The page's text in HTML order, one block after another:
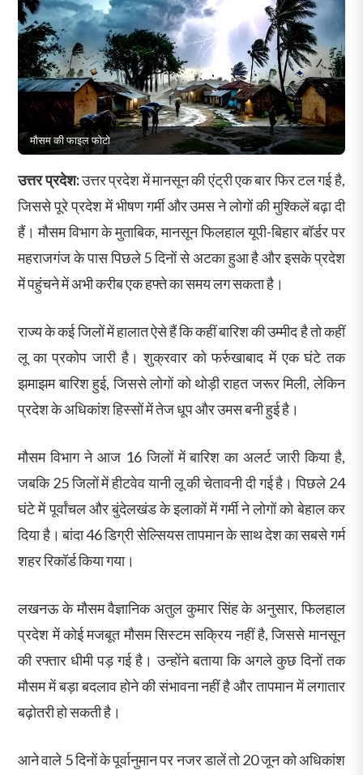
मौसम की फाइल फोटो
उत्तर प्रदेश:उत्तर प्रदेश में मानसून की एंट्री एक बार फिर टल गई है,
जिससे पूरे प्रदेश में भीषण गर्मी और उमस ने लोगों की मुश्किलें बढ़ा दी
हैं। मौसम विभाग के मुताबिक, मानसून फिलहाल यूपी-बिहार बॉर्डर पर
महराजगंज के पास पिछले 5 दिनों से अटका हुआ है और इसके प्रदेश
में पहुंचने में अभी करीब एक हफ्ते का समय लग सकता है।
राज्य के कई जिलों में हालात ऐसे हैं कि कहीं बारिश की उम्मीद है तो कहीं
लू का प्रकोप जारी है। शुक्रवार को फर्रुखाबाद में एक घंटे तक
झमाझम बारिश हुई, जिससे लोगों को थोड़ी राहत जरूर मिली, लेकिन
प्रदेश के अधिकांश हिस्सों में तेज धूप और उमस बनी हुई है।
मौसम विभाग ने आज 16 जिलों में बारिश का अलर्ट जारी किया है,
जबकि 25 जिलों में हीटवेव यानी लू की चेतावनी दी गई है। पिछले 24
घंटे में पूर्वांचल और बुंदेलखंड के इलाकों में गर्मी ने लोगों को बेहाल कर
दिया है। बांदा 46 डिग्री सेल्सियस तापमान के साथ देश का सबसे गर्म
शहर रिकॉर्ड किया गया।
लखनऊ के मौसम वैज्ञानिक अतुल कुमार सिंह के अनुसार, फिलहाल
प्रदेश में कोई मजबूत मौसम सिस्टम सक्रिय नहीं है, जिससे मानसून
की रफ्तार धीमी पड़ गई है। उन्होंने बताया कि अगले कुछ दिनों तक
मौसम में बड़ा बदलाव होने की संभावना नहीं है और तापमान में लगातार
बढ़ोतरी हो सकती है।
आने वाले 5 दिनों के पूर्वानुमान पर नजर डालें तो 20 जून को अधिकांश